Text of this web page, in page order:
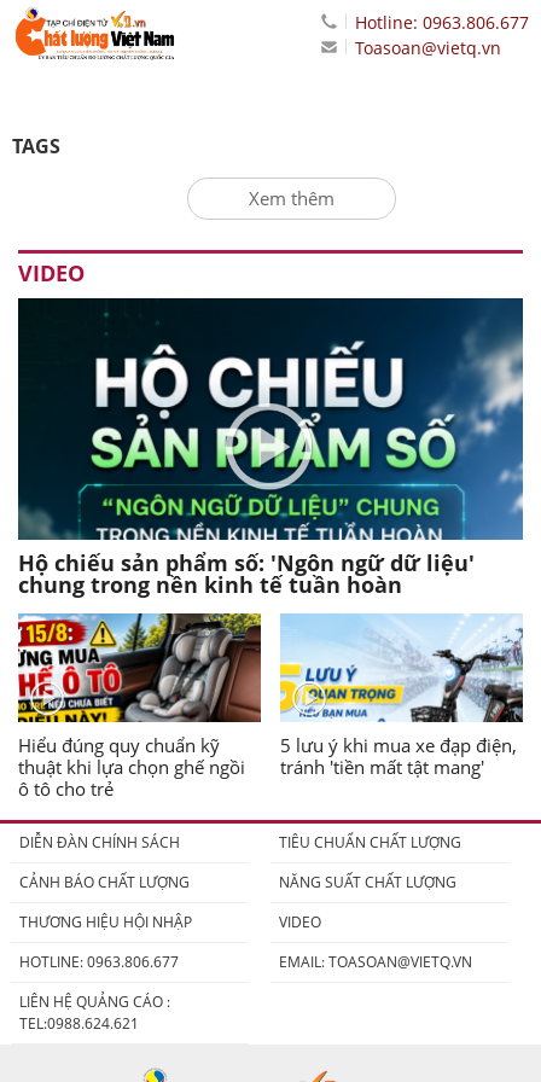
Hotline: 0963.806.677
Toasoan@vietq.vn
TAGS
Xem thêm
VIDEO
Hộ chiếu sản phẩm số: 'Ngôn ngữ dữ liệu'
chung trong nền kinh tế tuần hoàn
Hiểu đúng quy chuẩn kỹ
thuật khi lựa chọn ghế ngồi
ô tô cho trẻ
5 lưu ý khi mua xe đạp điện,
tránh 'tiền mất tật mang'
DIỄN ĐÀN CHÍNH SÁCH
TIÊU CHUẨN CHẤT LƯỢNG
CẢNH BÁO CHẤT LƯỢNG
NĂNG SUẤT CHẤT LƯỢNG
THƯƠNG HIỆU HỘI NHẬP
VIDEO
HOTLINE: 0963.806.677
EMAIL:TOASOAN@VIETQ.VN
LIÊN HỆ QUẢNG CÁO :
TEL:0988.624.621